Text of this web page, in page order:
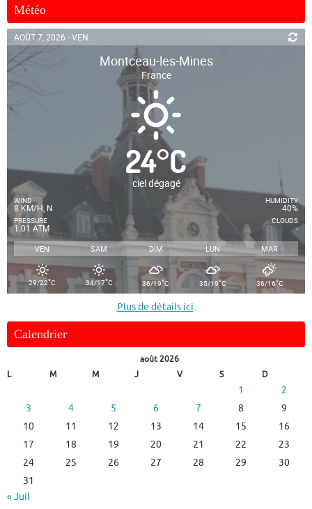
Météo
AOÛT 7, 2026 - VEN.
Montceau-les-Mines
France
24°C
ciel dégagé
WIND
8 KM/H, N
PRESSURE
1.01 ATM
HUMIDITY
40%
CLOUDS
-
VEN SAM DIM LUN MAR
29/22°C 34/17°C 36/19°C 35/19°C 36/16°C
Plus de détails ici.
Calendrier
août 2026
L
M M J V S D
1
2
3
4 5 6 7 8
9
10
11 12 13 14 15
16
17
18 19 20 21 22
23
24
25 26 27 28 29
30
31
« Juil